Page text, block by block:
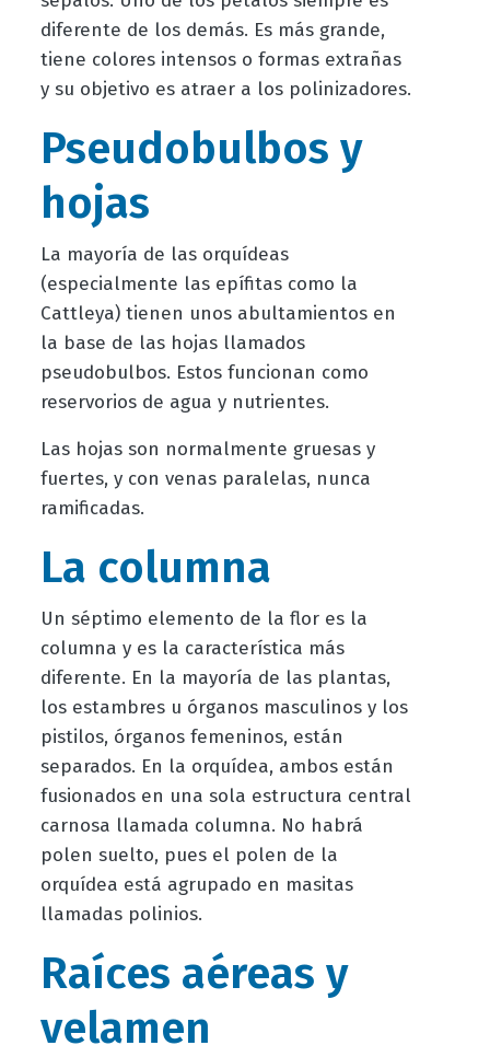
diferente de los demás. Es más grande,
tiene colores intensos o formas extrañas
y su objetivo es atraer a los polinizadores.
Pseudobulbos y
hojas
La mayoría de las orquídeas
(especialmente las epífitas como la
Cattleya) tienen unos abultamientos en
la base de las hojas llamados
pseudobulbos. Estos funcionan como
reservorios de agua y nutrientes.
Las hojas son normalmente gruesas y
fuertes, y con venas paralelas, nunca
ramificadas.
La columna
Un séptimo elemento de la flor es la
columna y es la característica más
diferente. En la mayoría de las plantas,
los estambres u órganos masculinos y los
pistilos, órganos femeninos, están
separados. En la orquídea, ambos están
fusionados en una sola estructura central
carnosa llamada columna. No habrá
polen suelto, pues el polen de la
orquídea está agrupado en masitas
llamadas polinios.
Raíces aéreas y
velamen